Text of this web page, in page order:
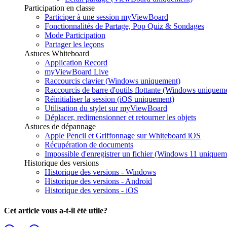
Participation en classe
Participer à une session myViewBoard
Fonctionnalités de Partage, Pop Quiz & Sondages
Mode Participation
Partager les leçons
Astuces Whiteboard
Application Record
myViewBoard Live
Raccourcis clavier (Windows uniquement)
Raccourcis de barre d'outils flottante (Windows
Réinitialiser la session (iOS uniquement)
Utilisation du stylet sur myViewBoard
Déplacer, redimensionner et retourner les objets
Astuces de dépannage
Apple Pencil et Griffonnage sur Whiteboard iOS
Récupération de documents
Impossible d'enregistrer un fichier (Windows 11
Historique des versions
Historique des versions - Windows
Historique des versions - Android
Historique des versions - iOS
Cet article vous a-t-il été utile?